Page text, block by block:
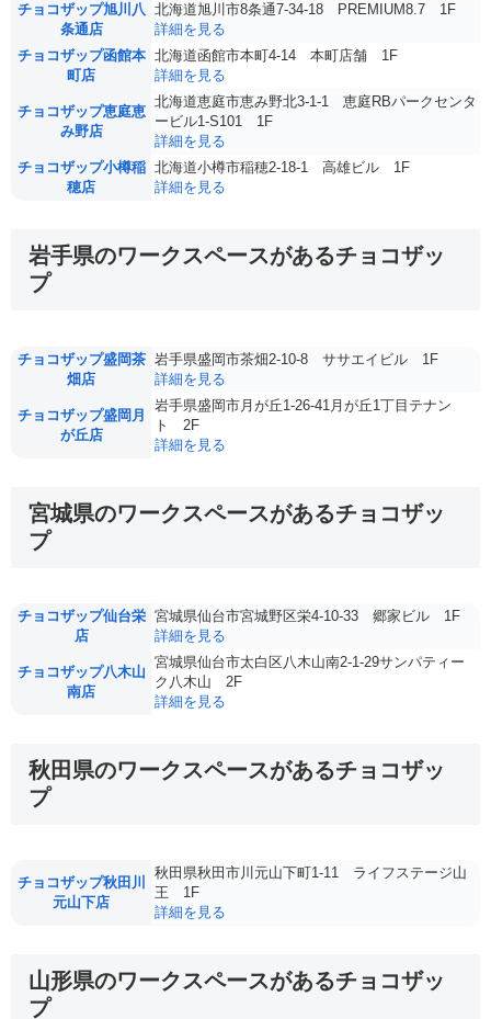
チョコザップ旭川八
条通店
北海道旭川市8条通7-34-18 PREMIUM8.7 1F
詳細を見る
チョコザップ函館本
町店
北海道函館市本町4-14 本町店舗 1F
詳細を見る
チョコザップ恵庭恵
み野店
北海道恵庭市恵み野北3-1-1 恵庭RBパークセンタ
ービル1-S101 1F
詳細を見る
チョコザップ小樽稲
穂店
北海道小樽市稲穂2-18-1 高雄ビル 1F
詳細を見る
岩手県のワークスペースがあるチョコザッ
プ
チョコザップ盛岡茶
畑店
岩手県盛岡市茶畑2-10-8 ササエイビル 1F
詳細を見る
チョコザップ盛岡月
が丘店
岩手県盛岡市月が丘1-26-41月が丘1丁目テナン
ト 2F
詳細を見る
宮城県のワークスペースがあるチョコザッ
プ
チョコザップ仙台栄
店
宮城県仙台市宮城野区栄4-10-33 郷家ビル 1F
詳細を見る
チョコザップ八木山
南店
宮城県仙台市太白区八木山南2-1-29サンパティー
ク八木山 2F
詳細を見る
秋田県のワークスペースがあるチョコザッ
プ
チョコザップ秋田川
元山下店
秋田県秋田市川元山下町1-11 ライフステージ山
王 1F
詳細を見る
山形県のワークスペースがあるチョコザッ
プ